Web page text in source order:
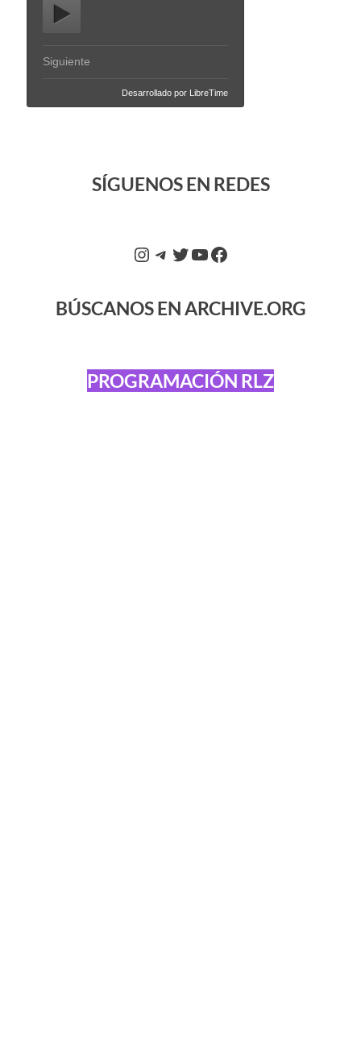
SÍGUENOS EN REDES
BÚSCANOS EN ARCHIVE.ORG
PROGRAMACIÓN RLZ